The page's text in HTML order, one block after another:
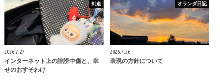
剣道
2026.7.27
インターネット上の誹謗中傷と、幸
せのおすそわけ
オランダ日記
2026.7.26
表現の方針について